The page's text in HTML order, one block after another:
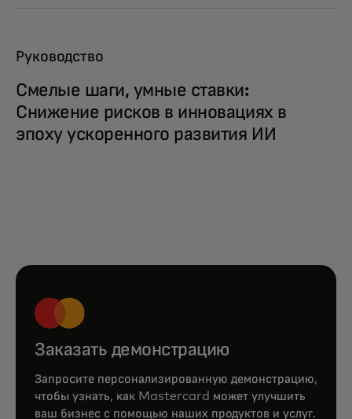
Руководство
Смелые шаги, умные ставки:
Снижение рисков в инновациях в
эпоху ускоренного развития ИИ
Заказать демонстрацию
Запросите персонализированную демонстрацию,
чтобы узнать, как Mastercard может улучшить
ваш бизнес с помощью наших продуктов и услуг.